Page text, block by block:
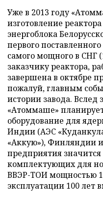
Уже в 2013 году
изготовление
энергоблока
первого
самого мощного в СНГ
заказчику реактора,
завершена в октябре
пожалуй, главным
истории завода. Вслед
«Атоммаше»
оборудование для
Индии (АЭС
«Аккую»), Финляндии
предприятия значится
комплектующих для
ВВЭР-ТОИ мощностью
эксплуатации 100 лет